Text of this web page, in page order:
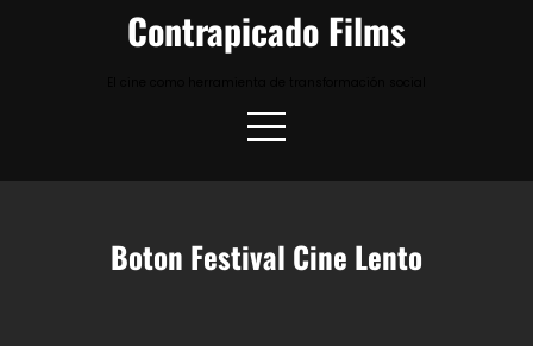
Contrapicado Films
Boton Festival Cine Lento